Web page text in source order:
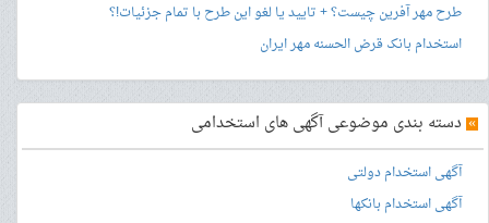
طرح مهر آفرین چیست؟ + تایید یا لغو این طرح با تمام جزئیات!؟
استخدام بانک قرض الحسنه مهر ایران
» دسته بندی موضوعی آگهی های استخدامی
آگهی استخدام دولتی
آگهی استخدام بانکها